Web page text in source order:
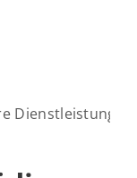
Dienstleistungen